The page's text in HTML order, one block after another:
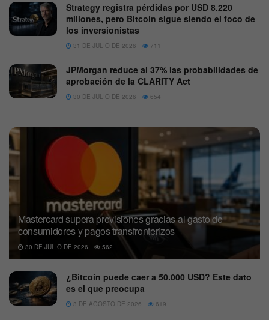
Strategy registra pérdidas por USD 8.220
millones, pero Bitcoin sigue siendo el foco de
los inversionistas
31 DE JULIO DE 2026 711
JPMorgan reduce al 37% las probabilidades de
aprobación de la CLARITY Act
30 DE JULIO DE 2026 654
Mastercard supera previsiones gracias al gasto de
consumidores y pagos transfronterizos
30 DE JULIO DE 2026 562
¿Bitcoin puede caer a 50.000 USD? Este dato
es el que preocupa
3 DE AGOSTO DE 2026 619